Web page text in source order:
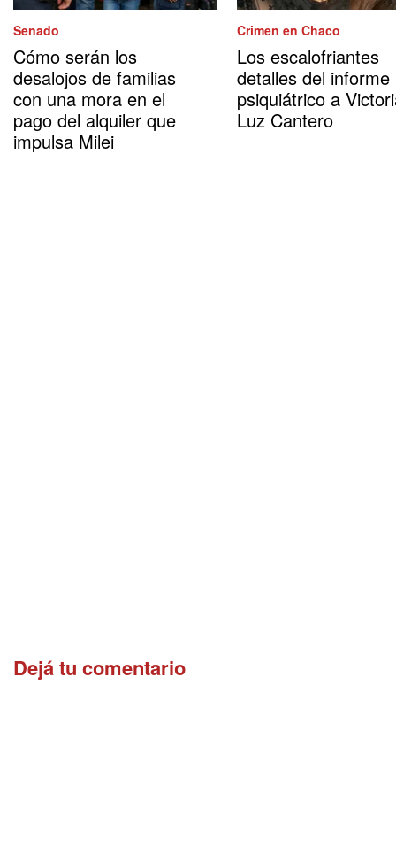
Senado
Cómo serán los
desalojos de familias
con una mora en el
pago del alquiler que
impulsa Milei
Crimen en Chaco
Los escalofriantes
detalles del informe
psiquiátrico a
Luz Cantero
Dejá tu comentario